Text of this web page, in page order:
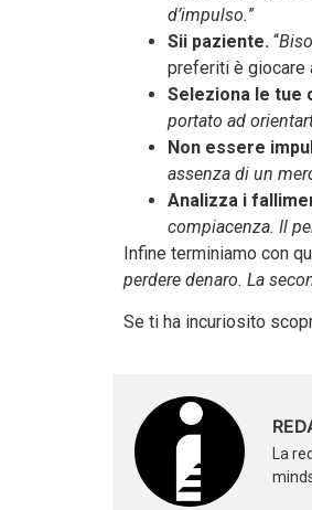
d’impulso.”
Sii paziente. “
preferiti è giocare
Seleziona le tue
portato ad
Non essere
assenza di un
Analizza i
compiacenza. Il
Infine terminiamo con
perdere denaro. La
Se ti ha incuriosito
La